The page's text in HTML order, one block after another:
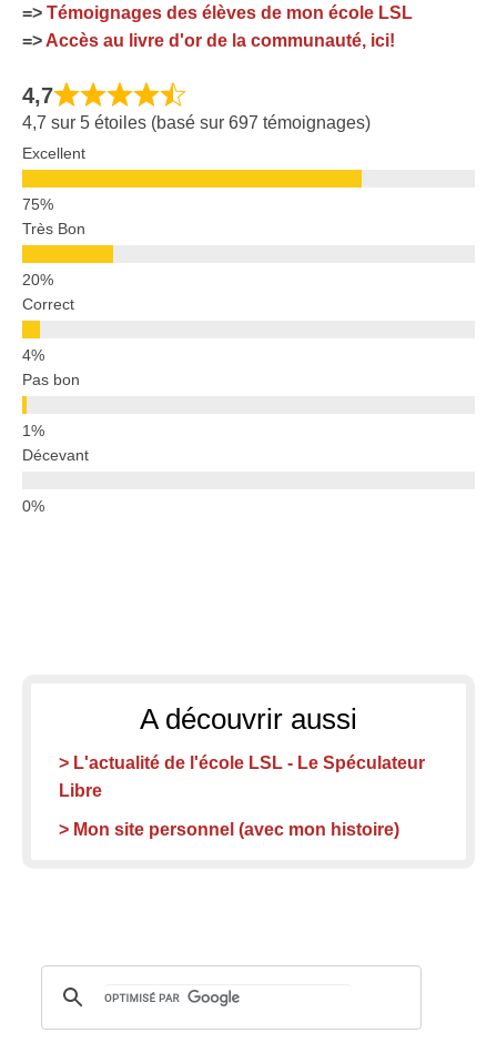
=> Témoignages des élèves de mon école LSL
=> Accès au livre d'or de la communauté, ici!
4,7
4,7 sur 5 étoiles (basé sur 697 témoignages)
Excellent
Très Bon
Correct
Pas bon
Décevant
A découvrir aussi
> L'actualité de l'école LSL - Le Spéculateur
Libre
> Mon site personnel (avec mon histoire)